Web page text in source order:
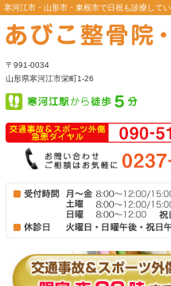
寒河江市・山形市・東根市で日
〒991-0034
山形県寒河江市栄町1-26